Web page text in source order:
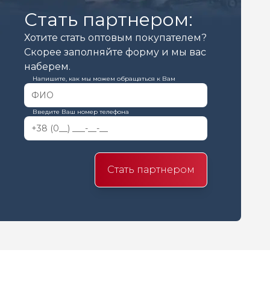
Стать партнером:
Хотите стать оптовым покупателем?
Скорее заполняйте форму и мы вас
наберем.
Напишите, как мы можем обращаться к Вам
Введите Ваш номер телефона
Стать партнером